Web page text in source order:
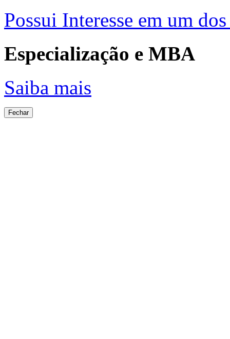
Possui Interesse em um
Especialização e MBA
Saiba mais
Fechar